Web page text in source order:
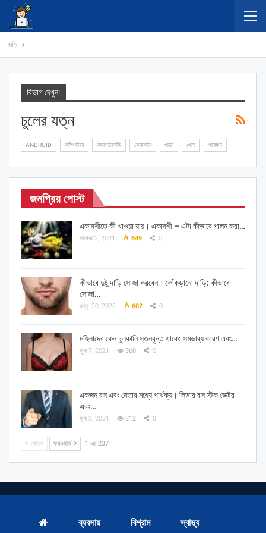
বাড়ি
বিভাগ দেখুন:
চুলের যত্ন
ANDROID কম্পিউটার কসমেটোলজি কেনাকাটা খাদ্য খেলা গবেষণা
জনপ্রিয় পোস্ট
একাদশীতে কী খাওয়া যায়। একাদশী – এটা কীভাবে পালন করা…
আগস্ট 2, 2021 649 0
কীভাবে দুষ্টু দাড়ি সোজা করবেন। কোঁকড়ানো দাড়ি: কীভাবে
সোজা…
জানু. 20, 2022 602 0
মহিলাদের কেন চুলকানি স্তনবৃন্ত থাকে: সম্ভাব্য কারণ এবং…
জুন 7, 2021 360 0
একজন বস এবং নেতার মধ্যে পার্থক্য। লিডার বস স্টক ভেক্টর
এবং…
জুন 3, 2021 312 0
পেছনে ফরওয়ার্ড 1 এর 237
ব্যবসায় বিশ্রাম স্বাস্থ্য